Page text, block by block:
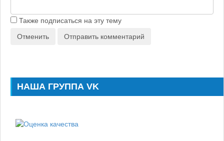
Также подписаться на эту тему
Отменить
Отправить комментарий
НАША ГРУППА VK